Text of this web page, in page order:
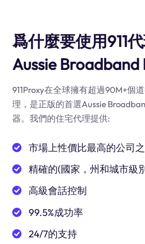
爲什麼要使用911
Aussie Broadband
911Proxy在全球擁有超過90M+個
理，是正版的首選Aussie
器。我們的住宅代理提供:
市場上性價比最高的公司
精確的(國家，州和城市級
高級會話控制
99.5%成功率
24/7的支持